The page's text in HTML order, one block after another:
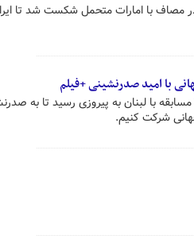
در مصاف با امارات متحمل شکست شد تا
با امید صدرنشینی +فیلم
تیم ملی فوتبال کشورمان در آخرین مسابقه مقدماتی جام جهانی ۲۰۲۲ مسابقه با لبنان به پیروزی
شرکت کنیم.